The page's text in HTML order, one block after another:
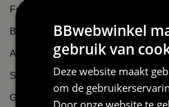
Frikandel
Brabant
Après-ski
Swat
Gezinsuitbreiding
BBwebwinkel
gebruik van
Deze website maakt
om de
Door onze website te